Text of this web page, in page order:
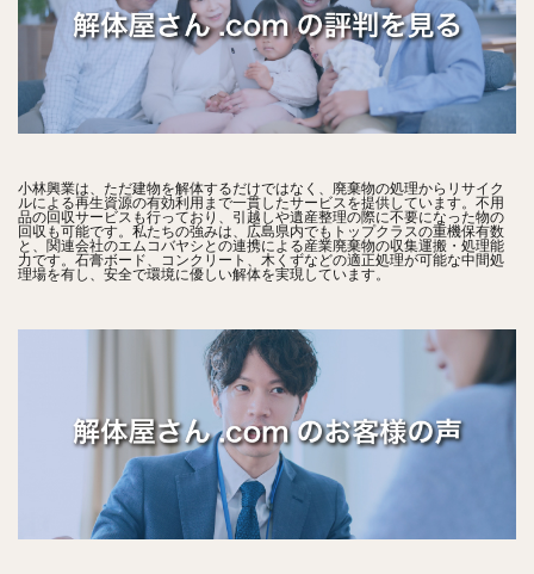
小林興業は、ただ建物を解体するだけではなく、廃棄物の処理からリサイク
ルによる再生資源の有効利用まで一貫したサービスを提供しています。不用
品の回収サービスも行っており、引越しや遺産整理の際に不要になった物の
回収も可能です。私たちの強みは、広島県内でもトップクラスの重機保有数
と、関連会社のエムコバヤシとの連携による産業廃棄物の収集運搬・処理能
力です。石膏ボード、コンクリート、木くずなどの適正処理が可能な中間処
理場を有し、安全で環境に優しい解体を実現しています。